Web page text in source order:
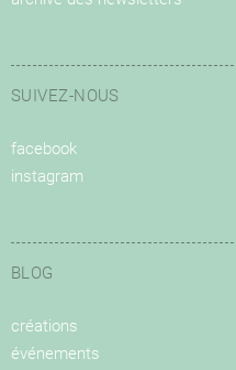
SUIVEZ-NOUS
facebook
instagram
BLOG
créations
événements